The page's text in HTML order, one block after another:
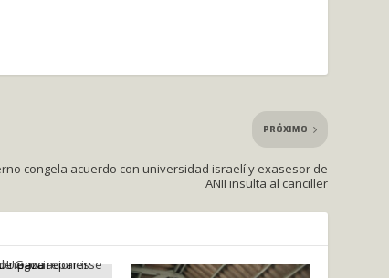
PRÓXIMO
congela acuerdo con universidad israelí y exasesor de
ANII insulta al canciller